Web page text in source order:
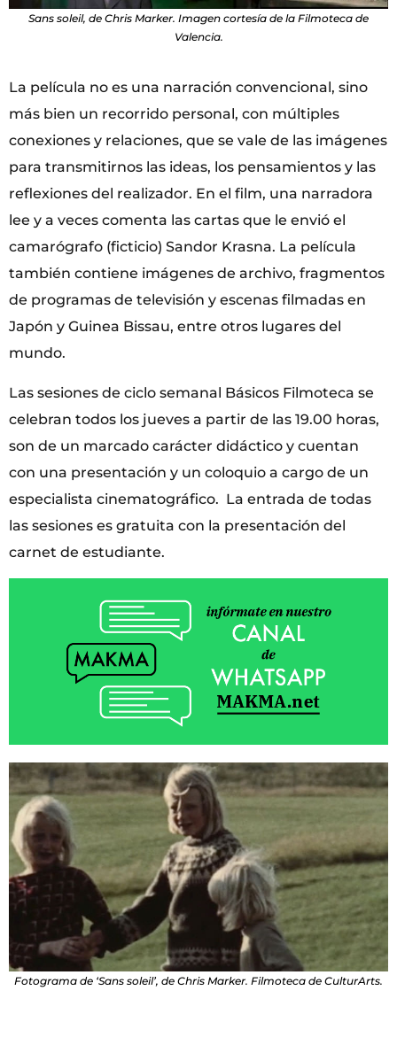
Sans soleil, de Chris Marker. Imagen cortesía de la Filmoteca de
Valencia.
La película no es una narración convencional, sino
más bien un recorrido personal, con múltiples
conexiones y relaciones, que se vale de las imágenes
para transmitirnos las ideas, los pensamientos y las
reflexiones del realizador. En el film, una narradora
lee y a veces comenta las cartas que le envió el
camarógrafo (ficticio) Sandor Krasna. La película
también contiene imágenes de archivo, fragmentos
de programas de televisión y escenas filmadas en
Japón y Guinea Bissau, entre otros lugares del
mundo.
Las sesiones de ciclo semanal Básicos Filmoteca se
celebran todos los jueves a partir de las 19.00 horas,
son de un marcado carácter didáctico y cuentan
con una presentación y un coloquio a cargo de un
especialista cinematográfico. La entrada de todas
las sesiones es gratuita con la presentación del
carnet de estudiante.
Fotograma de ‘Sans soleil’, de Chris Marker. Filmoteca de CulturArts.